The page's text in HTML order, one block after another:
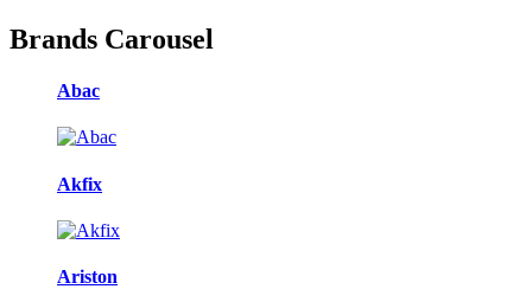
Brands Carousel
Abac
Akfix
Ariston